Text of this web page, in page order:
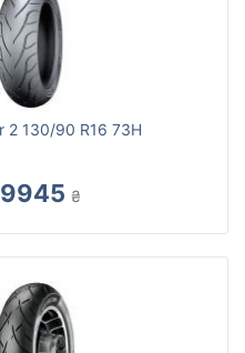
2 130/90 R16 73H
₴